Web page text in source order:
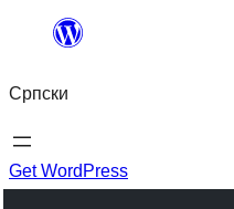
Скочи
садржај
Српски
Get WordPress